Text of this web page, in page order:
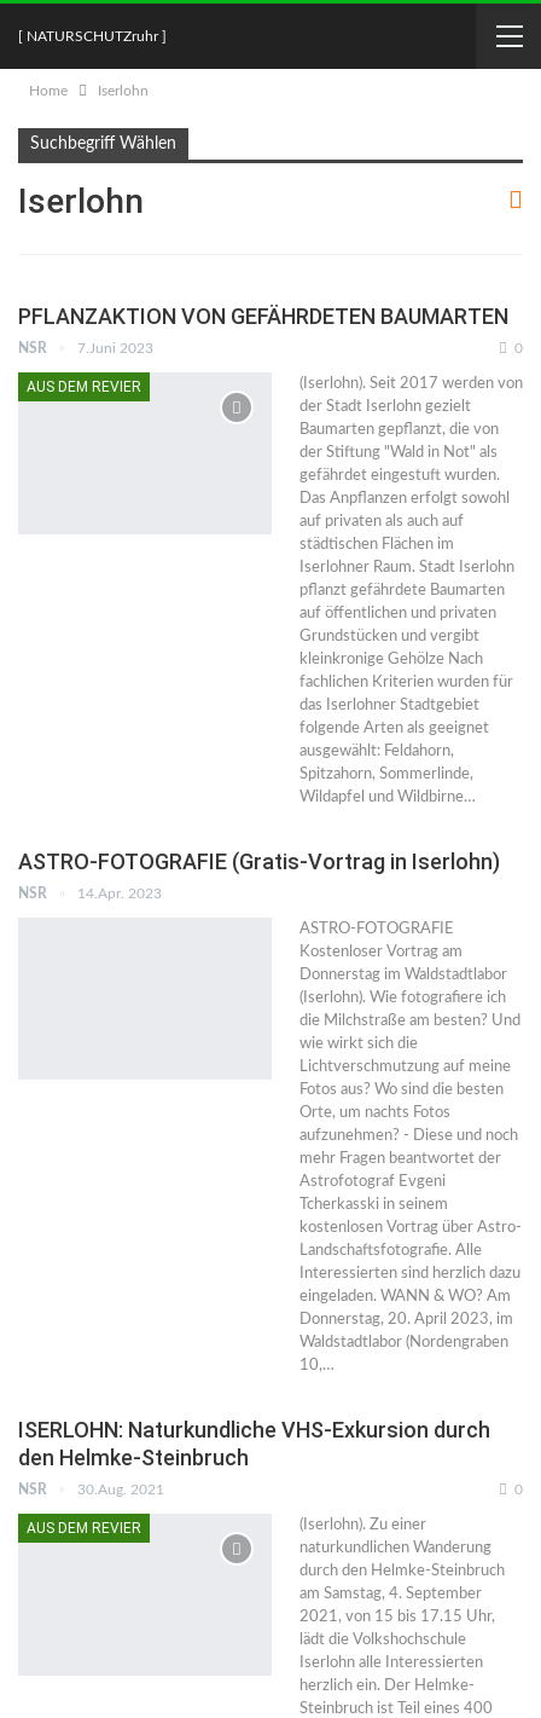
[ NATURSCHUTZruhr ]
Home Iserlohn
Suchbegriff Wählen
Iserlohn
PFLANZAKTION VON GEFÄHRDETEN BAUMARTEN
NSR 7.Juni 2023 0
AUS DEM REVIER
(Iserlohn). Seit 2017 werden von
der Stadt Iserlohn gezielt
Baumarten gepflanzt, die von
der Stiftung "Wald in Not" als
gefährdet eingestuft wurden.
Das Anpflanzen erfolgt sowohl
auf privaten als auch auf
städtischen Flächen im
Iserlohner Raum. Stadt Iserlohn
pflanzt gefährdete Baumarten
auf öffentlichen und privaten
Grundstücken und vergibt
kleinkronige Gehölze Nach
fachlichen Kriterien wurden für
das Iserlohner Stadtgebiet
folgende Arten als geeignet
ausgewählt: Feldahorn,
Spitzahorn, Sommerlinde,
Wildapfel und Wildbirne…
ASTRO-FOTOGRAFIE (Gratis-Vortrag in Iserlohn)
NSR 14.Apr. 2023
ASTRO-FOTOGRAFIE
Kostenloser Vortrag am
Donnerstag im Waldstadtlabor
(Iserlohn). Wie fotografiere ich
die Milchstraße am besten? Und
wie wirkt sich die
Lichtverschmutzung auf meine
Fotos aus? Wo sind die besten
Orte, um nachts Fotos
aufzunehmen? - Diese und noch
mehr Fragen beantwortet der
Astrofotograf Evgeni
Tcherkasski in seinem
kostenlosen Vortrag über Astro-
Landschaftsfotografie. Alle
Interessierten sind herzlich dazu
eingeladen. WANN & WO? Am
Donnerstag, 20. April 2023, im
Waldstadtlabor (Nordengraben
10,…
ISERLOHN: Naturkundliche VHS-Exkursion durch
den Helmke-Steinbruch
NSR 30.Aug. 2021 0
AUS DEM REVIER
(Iserlohn). Zu einer
naturkundlichen Wanderung
durch den Helmke-Steinbruch
am Samstag, 4. September
2021, von 15 bis 17.15 Uhr,
lädt die Volkshochschule
Iserlohn alle Interessierten
herzlich ein. Der Helmke-
Steinbruch ist Teil eines 400